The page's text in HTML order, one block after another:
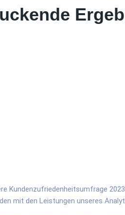
Kundenzufriedenheitsumfrage
mit den Leistungen unseres